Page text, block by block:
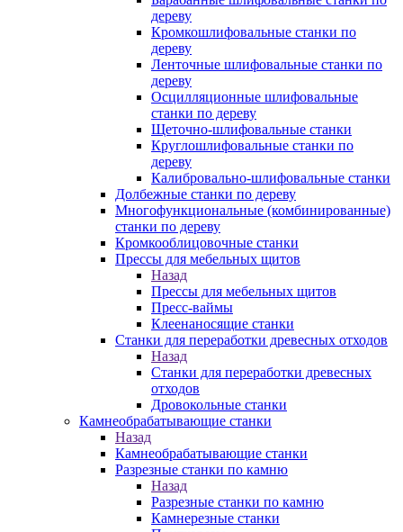
дереву
Кромкошлифовальные станки по
дереву
Ленточные шлифовальные станки по
дереву
Осцилляционные шлифовальные
станки по дереву
Щеточно-шлифовальные станки
Круглошлифовальные станки по
дереву
Калибровально-шлифовальные станки
Долбежные станки по дереву
Многофункциональные (комбинированные)
станки по дереву
Кромкооблицовочные станки
Прессы для мебельных щитов
Назад
Прессы для мебельных щитов
Пресс-ваймы
Клеенаносящие станки
Станки для переработки древесных отходов
Назад
Станки для переработки древесных
отходов
Дровокольные станки
Камнеобрабатывающие станки
Назад
Камнеобрабатывающие станки
Разрезные станки по камню
Назад
Разрезные станки по камню
Камнерезные станки